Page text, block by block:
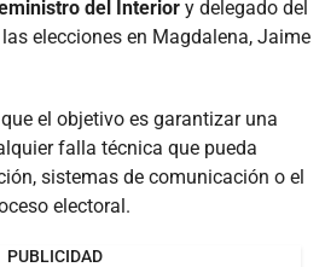
del Interior y delegado del
elecciones en Magdalena, Jaime
el objetivo es garantizar una
falla técnica que pueda
sistemas de comunicación o el
electoral.
PUBLICIDAD